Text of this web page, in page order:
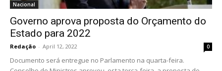
Nacional
Governo aprova proposta do Orçamento do
Estado para 2022
Redação - April 12, 2022 0
Documento será entregue no Parlamento na quarta-feira.